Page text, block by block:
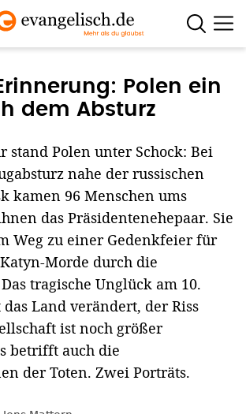
Polen ein
dem Absturz
stand Polen unter Schock: Bei
nahe der russischen
kamen 96 Menschen ums
das Präsidentenehepaar. Sie
Weg zu einer Gedenkfeier für
Morde durch die
tragische Unglück am 10.
Land verändert, der Riss
ist noch größer
betrifft auch die
der Toten. Zwei Porträts.